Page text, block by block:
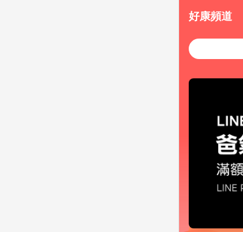
好康頻道